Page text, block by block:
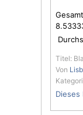
Titel:
Von
Dieses